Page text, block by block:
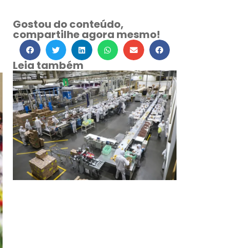
Gostou do conteúdo,
compartilhe agora mesmo!
Leia também